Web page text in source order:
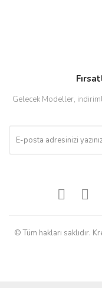
Gelecek Modeller,
© Tüm hakları saklıdır.